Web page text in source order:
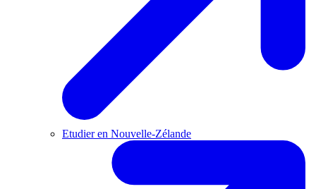
Etudier en Nouvelle-Zélande